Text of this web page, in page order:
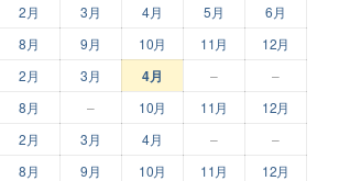
2月 3月 4月 5月
6月
8月 9月 10月 11月 12月
2月 3月 4月 –
–
8月 – 10月 11月 12月
2月 3月 4月 –
–
8月 9月 10月 11月 12月